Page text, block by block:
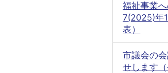
福祉事業
7(2025)年
表）
市議会の
せします